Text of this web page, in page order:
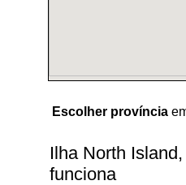
Escolher província
Ilha North
funciona